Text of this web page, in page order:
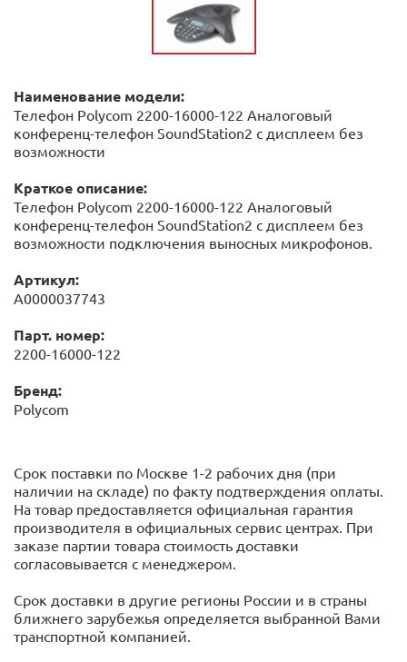
Наименование модели:
Телефон Polycom 2200-16000-122 Аналоговый
конференц-телефон SoundStation2 с дисплеем без
возможности
Краткое описание:
Телефон Polycom 2200-16000-122 Аналоговый
конференц-телефон SoundStation2 с дисплеем без
возможности подключения выносных микрофонов.
Артикул:
А0000037743
Парт. номер:
2200-16000-122
Бренд:
Polycom
Срок поставки по Москве 1-2 рабочих дня (при
наличии на складе) по факту подтверждения оплаты.
На товар предоставляется официальная гарантия
производителя в официальных сервис центрах. При
заказе партии товара стоимость доставки
согласовывается с менеджером.
Срок доставки в другие регионы России и в страны
ближнего зарубежья определяется выбранной Вами
транспортной компанией.